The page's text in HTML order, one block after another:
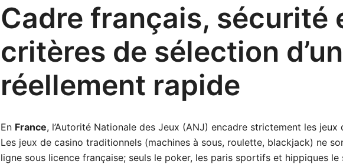
Cadre français, sécurité
critères de sélection
réellement rapide
En France, l’Autorité Nationale des Jeux (ANJ) encadre strictement les jeux
Les jeux de casino traditionnels (machines à sous, roulette, blackjack) ne
ligne sous licence française; seuls le poker, les paris sportifs et hippiques